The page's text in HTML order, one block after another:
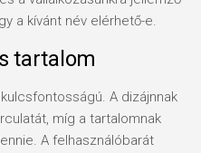
a kívánt név elérhető-e.
tartalom
A dizájnnak
míg a tartalomnak
A felhasználóbarát